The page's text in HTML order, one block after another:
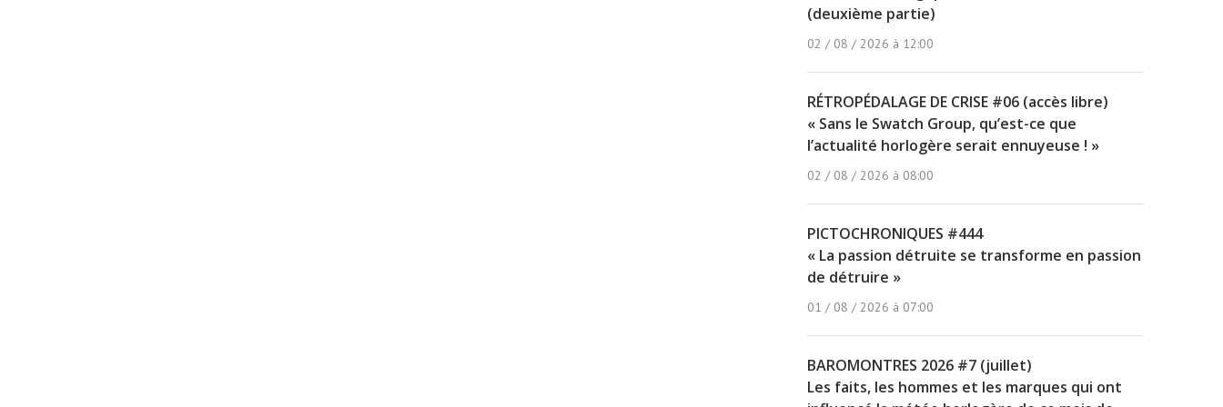
(deuxième partie)
02 / 08 / 2026 à 12:00
RÉTROPÉDALAGE DE CRISE #06 (accès libre)
« Sans le Swatch Group, qu’est-ce que
l’actualité horlogère serait ennuyeuse ! »
02 / 08 / 2026 à 08:00
PICTOCHRONIQUES #444
« La passion détruite se transforme en passion
de détruire »
01 / 08 / 2026 à 07:00
BAROMONTRES 2026 #7 (juillet)
Les faits, les hommes et les marques qui ont